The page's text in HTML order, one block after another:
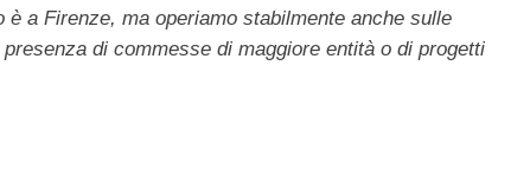
a Firenze, ma operiamo stabilmente anche sulle
di commesse di maggiore entità o di progetti